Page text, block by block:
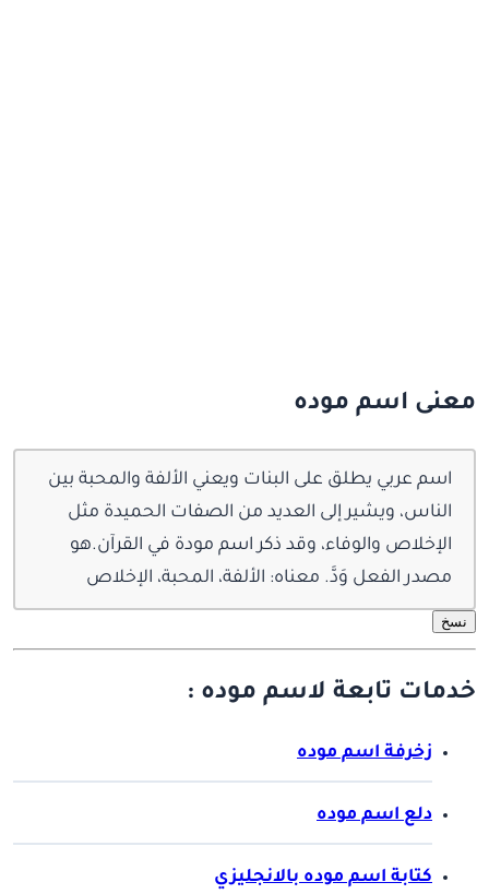
معنى اسم موده
اسم عربي يطلق على البنات ويعني الألفة والمحبة بين
الناس، ويشير إلى العديد من الصفات الحميدة مثل
الإخلاص والوفاء، وقد ذكر اسم مودة في القرآن.هو
مصدر الفعل وَدَّ. معناه: الألفة، المحبة، الإخلاص
نسخ
خدمات تابعة لاسم موده :
زخرفة اسم موده
دلع اسم موده
كتابة اسم موده بالانجليزي